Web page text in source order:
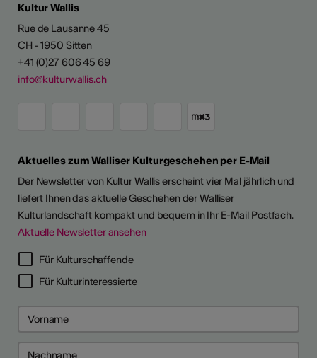
Kultur Wallis
Rue de Lausanne 45
CH - 1950 Sitten
+41 (0)27 606 45 69
info@kulturwallis.ch
Aktuelles zum Walliser Kulturgeschehen per E-Mail
Der Newsletter von Kultur Wallis erscheint vier Mal jährlich und
liefert Ihnen das aktuelle Geschehen der Walliser
Kulturlandschaft kompakt und bequem in Ihr E-Mail Postfach.
Aktuelle Newsletter ansehen
Für Kulturschaffende
Für Kulturinteressierte